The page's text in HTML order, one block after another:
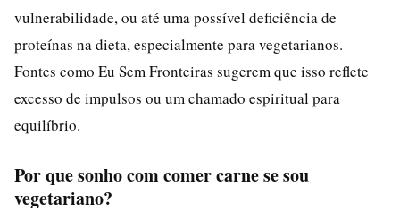
vulnerabilidade, ou até uma possível deficiência de
proteínas na dieta, especialmente para vegetarianos.
Fontes como Eu Sem Fronteiras sugerem que isso reflete
excesso de impulsos ou um chamado espiritual para
equilíbrio.
Por que sonho com comer carne se sou
vegetariano?